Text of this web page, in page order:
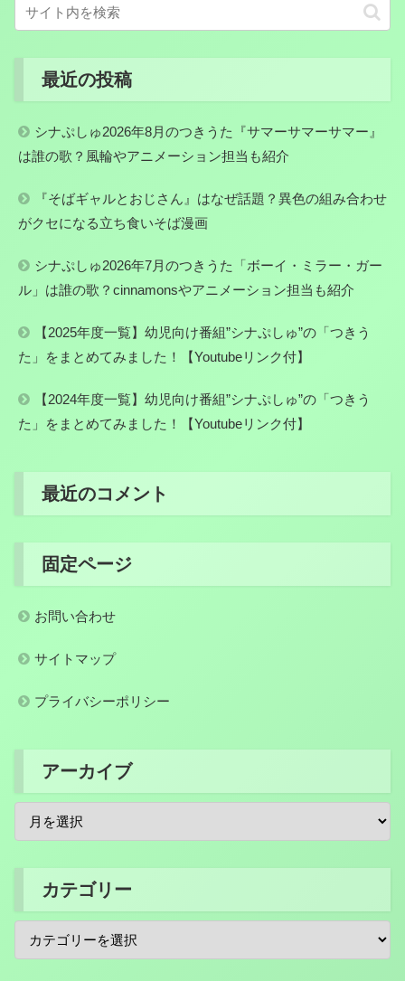
最近の投稿
シナぷしゅ2026年8月のつきうた『サマーサマーサマー』
は誰の歌？風輪やアニメーション担当も紹介
『そばギャルとおじさん』はなぜ話題？異色の組み合わせ
がクセになる立ち食いそば漫画
シナぷしゅ2026年7月のつきうた「ボーイ・ミラー・ガー
ル」は誰の歌？cinnamonsやアニメーション担当も紹介
【2025年度一覧】幼児向け番組”シナぷしゅ”の「つきう
た」をまとめてみました！【Youtubeリンク付】
【2024年度一覧】幼児向け番組”シナぷしゅ”の「つきう
た」をまとめてみました！【Youtubeリンク付】
最近のコメント
固定ページ
お問い合わせ
サイトマップ
プライバシーポリシー
アーカイブ
カテゴリー